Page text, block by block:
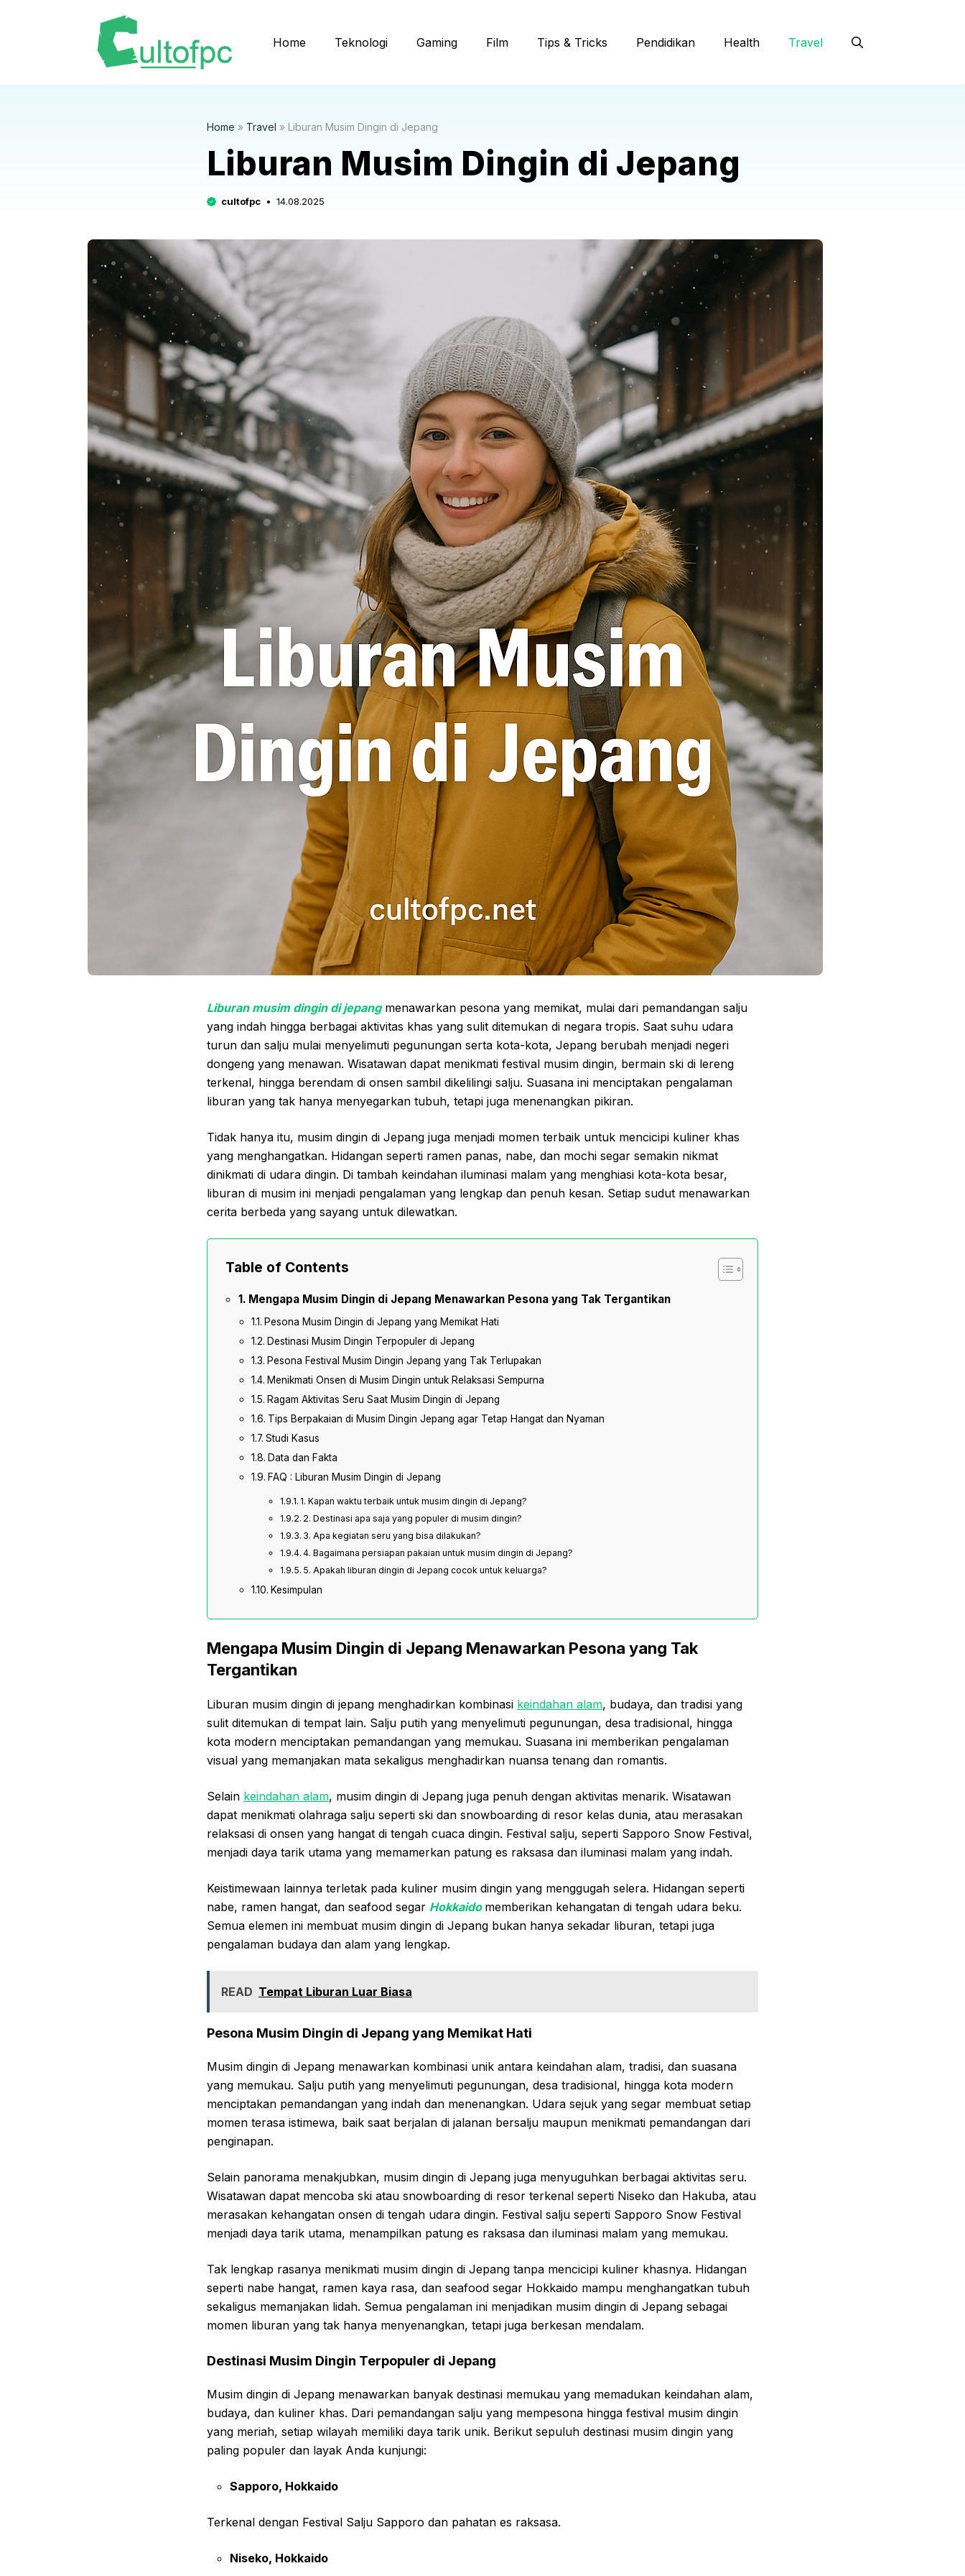
Home Teknologi Gaming Film Tips & Tricks Pendidikan Health Travel
Home » Travel » Liburan Musim Dingin di Jepang
Liburan Musim Dingin di Jepang
cultofpc 14.08.2025
Liburan musim dingin di jepangmenawarkan pesona yang memikat, mulai dari pemandangan salju
yang indah hingga berbagai aktivitas khas yang sulit ditemukan di negara tropis. Saat suhu udara
turun dan salju mulai menyelimuti pegunungan serta kota-kota, Jepang berubah menjadi negeri
dongeng yang menawan. Wisatawan dapat menikmati festival musim dingin, bermain ski di lereng
terkenal, hingga berendam di onsen sambil dikelilingi salju. Suasana ini menciptakan pengalaman
liburan yang tak hanya menyegarkan tubuh, tetapi juga menenangkan pikiran.
Tidak hanya itu, musim dingin di Jepang juga menjadi momen terbaik untuk mencicipi kuliner khas
yang menghangatkan. Hidangan seperti ramen panas, nabe, dan mochi segar semakin nikmat
dinikmati di udara dingin. Di tambah keindahan iluminasi malam yang menghiasi kota-kota besar,
liburan di musim ini menjadi pengalaman yang lengkap dan penuh kesan. Setiap sudut menawarkan
cerita berbeda yang sayang untuk dilewatkan.
Table of Contents
Mengapa Musim Dingin di Jepang Menawarkan Pesona yang Tak Tergantikan
Pesona Musim Dingin di Jepang yang Memikat Hati
Destinasi Musim Dingin Terpopuler di Jepang
Pesona Festival Musim Dingin Jepang yang Tak Terlupakan
Menikmati Onsen di Musim Dingin untuk Relaksasi Sempurna
Ragam Aktivitas Seru Saat Musim Dingin di Jepang
Tips Berpakaian di Musim Dingin Jepang agar Tetap Hangat dan Nyaman
Studi Kasus
Data dan Fakta
FAQ : Liburan Musim Dingin di Jepang
1. Kapan waktu terbaik untuk musim dingin di Jepang?
2. Destinasi apa saja yang populer di musim dingin?
3. Apa kegiatan seru yang bisa dilakukan?
4. Bagaimana persiapan pakaian untuk musim dingin di Jepang?
5. Apakah liburan dingin di Jepang cocok untuk keluarga?
Kesimpulan
Mengapa Musim Dingin di Jepang Menawarkan Pesona yang Tak
Tergantikan
Liburan musim dingin di jepang menghadirkan kombinasi keindahan alam, budaya, dan tradisi yang
sulit ditemukan di tempat lain. Salju putih yang menyelimuti pegunungan, desa tradisional, hingga
kota modern menciptakan pemandangan yang memukau. Suasana ini memberikan pengalaman
visual yang memanjakan mata sekaligus menghadirkan nuansa tenang dan romantis.
Selain keindahan alam, musim dingin di Jepang juga penuh dengan aktivitas menarik. Wisatawan
dapat menikmati olahraga salju seperti ski dan snowboarding di resor kelas dunia, atau merasakan
relaksasi di onsen yang hangat di tengah cuaca dingin. Festival salju, seperti Sapporo Snow Festival,
menjadi daya tarik utama yang memamerkan patung es raksasa dan iluminasi malam yang indah.
Keistimewaan lainnya terletak pada kuliner musim dingin yang menggugah selera. Hidangan seperti
nabe, ramen hangat, dan seafood segar Hokkaido memberikan kehangatan di tengah udara beku.
Semua elemen ini membuat musim dingin di Jepang bukan hanya sekadar liburan, tetapi juga
pengalaman budaya dan alam yang lengkap.
READ Tempat Liburan Luar Biasa
Pesona Musim Dingin di Jepang yang Memikat Hati
Musim dingin di Jepang menawarkan kombinasi unik antara keindahan alam, tradisi, dan suasana
yang memukau. Salju putih yang menyelimuti pegunungan, desa tradisional, hingga kota modern
menciptakan pemandangan yang indah dan menenangkan. Udara sejuk yang segar membuat setiap
momen terasa istimewa, baik saat berjalan di jalanan bersalju maupun menikmati pemandangan dari
penginapan.
Selain panorama menakjubkan, musim dingin di Jepang juga menyuguhkan berbagai aktivitas seru.
Wisatawan dapat mencoba ski atau snowboarding di resor terkenal seperti Niseko dan Hakuba, atau
merasakan kehangatan onsen di tengah udara dingin. Festival salju seperti Sapporo Snow Festival
menjadi daya tarik utama, menampilkan patung es raksasa dan iluminasi malam yang memukau.
Tak lengkap rasanya menikmati musim dingin di Jepang tanpa mencicipi kuliner khasnya. Hidangan
seperti nabe hangat, ramen kaya rasa, dan seafood segar Hokkaido mampu menghangatkan tubuh
sekaligus memanjakan lidah. Semua pengalaman ini menjadikan musim dingin di Jepang sebagai
momen liburan yang tak hanya menyenangkan, tetapi juga berkesan mendalam.
Destinasi Musim Dingin Terpopuler di Jepang
Musim dingin di Jepang menawarkan banyak destinasi memukau yang memadukan keindahan alam,
budaya, dan kuliner khas. Dari pemandangan salju yang mempesona hingga festival musim dingin
yang meriah, setiap wilayah memiliki daya tarik unik. Berikut sepuluh destinasi musim dingin yang
paling populer dan layak Anda kunjungi:
Sapporo, Hokkaido
Terkenal dengan Festival Salju Sapporo dan pahatan es raksasa.
Niseko, Hokkaido